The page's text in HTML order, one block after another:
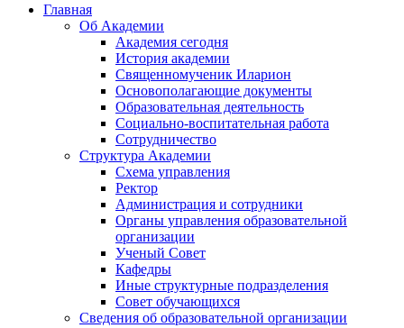
Главная
Об Академии
Академия сегодня
История академии
Священномученик Иларион
Основополагающие документы
Образовательная деятельность
Социально-воспитательная работа
Сотрудничество
Структура Академии
Схема управления
Ректор
Администрация и сотрудники
Органы управления образовательной
организации
Ученый Совет
Кафедры
Иные структурные подразделения
Совет обучающихся
Сведения об образовательной организации